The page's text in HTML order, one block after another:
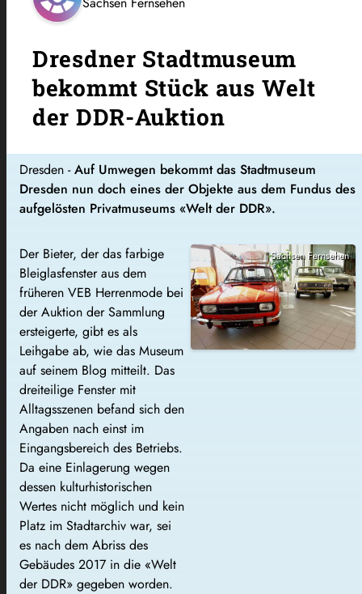
Dresdner Stadtmuseum
bekommt Stück aus Welt
der DDR-Auktion
Dresden -Auf Umwegen bekommt das Stadtmuseum
Dresden nun doch eines der Objekte aus dem Fundus des
aufgelösten Privatmuseums «Welt der DDR».
Der Bieter, der das farbige
Bleiglasfenster aus dem
früheren VEB Herrenmode bei
der Auktion der Sammlung
ersteigerte, gibt es als
Leihgabe ab, wie das Museum
auf seinem Blog mitteilt. Das
dreiteilige Fenster mit
Alltagsszenen befand sich den
Angaben nach einst im
Eingangsbereich des Betriebs.
Da eine Einlagerung wegen
dessen kulturhistorischen
Wertes nicht möglich und kein
Platz im Stadtarchiv war, sei
es nach dem Abriss des
Gebäudes 2017 in die «Welt
der DDR» gegeben worden.
Sachsen Fernsehen